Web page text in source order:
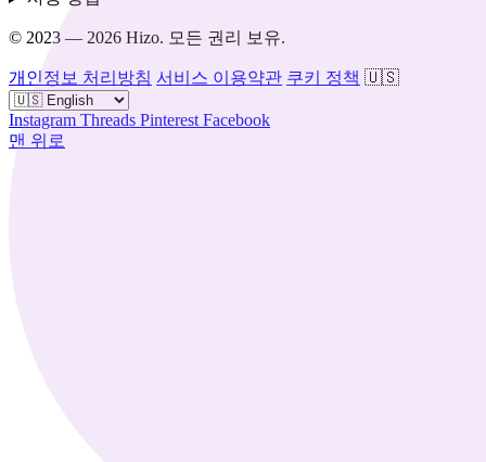
© 2023 — 2026 Hizo. 모든 권리 보유.
개인정보 처리방침 서비스 이용약관 쿠키 정책 🇺🇸
Instagram Threads Pinterest Facebook
맨 위로